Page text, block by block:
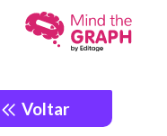
Voltar